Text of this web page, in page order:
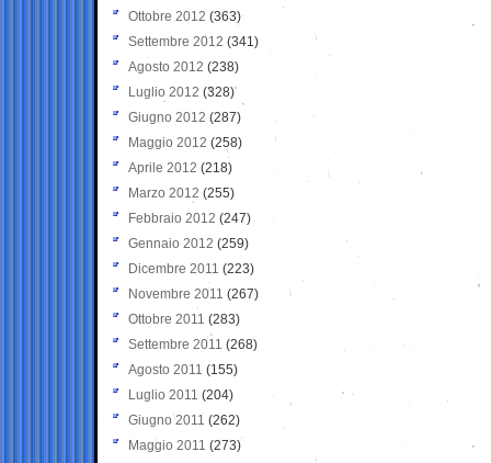
Ottobre 2012 (363)
Settembre 2012 (341)
Agosto 2012 (238)
Luglio 2012 (328)
Giugno 2012 (287)
Maggio 2012 (258)
Aprile 2012 (218)
Marzo 2012 (255)
Febbraio 2012 (247)
Gennaio 2012 (259)
Dicembre 2011 (223)
Novembre 2011 (267)
Ottobre 2011 (283)
Settembre 2011 (268)
Agosto 2011 (155)
Luglio 2011 (204)
Giugno 2011 (262)
Maggio 2011 (273)